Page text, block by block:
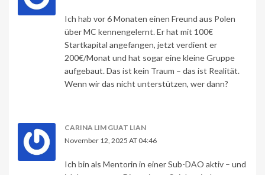
Ich hab vor 6 Monaten einen Freund aus Polen
über MC kennengelernt. Er hat mit 100€
Startkapital angefangen, jetzt verdient er
200€/Monat und hat sogar eine kleine Gruppe
aufgebaut. Das ist kein Traum – das ist Realität.
Wenn wir das nicht unterstützen, wer dann?
CARINA LIM GUAT LIAN
November 12, 2025 AT 04:46
Ich bin als Mentorin in einer Sub-DAO aktiv – und